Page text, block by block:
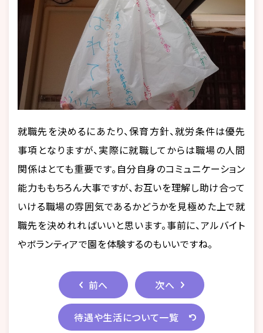
就職先を決めるにあたり、保育方針、就労条件は優先
事項となりますが、実際に就職してからは職場の人間
関係はとても重要です。自分自身のコミュニケーション
能力ももちろん大事ですが、お互いを理解し助け合って
いける職場の雰囲気であるかどうかを見極めた上で就
職先を決めれればいいと思います。事前に、アルバイト
やボランティアで園を体験するのもいいですね。
前へ
待遇や生活について一覧
次へ